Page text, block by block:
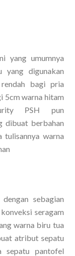
yang umumnya
digunakan
bagi pria
5cm warna hitam
PSH pun
dibuat berbahan
tulisannya warna
sebagian
seragam
warna biru tua
atribut sepatu
sepatu pantofel